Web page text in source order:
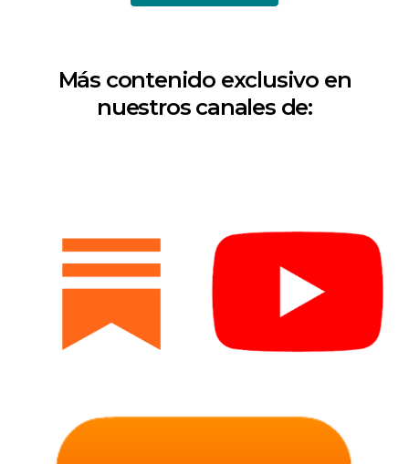
Más contenido exclusivo en
nuestros canales de: